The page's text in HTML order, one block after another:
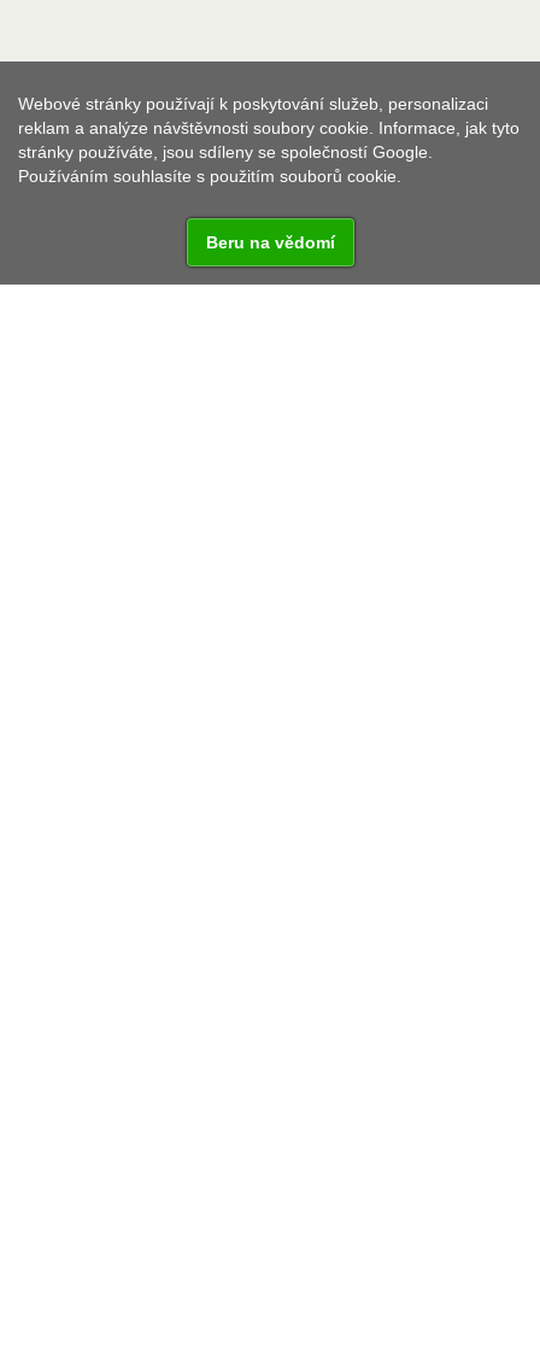
Webové stránky používají k poskytování služeb, personalizaci
reklam a analýze návštěvnosti soubory cookie. Informace, jak tyto
stránky používáte, jsou sdíleny se společností Google.
Používáním souhlasíte s použitím souborů cookie.
Beru na vědomí